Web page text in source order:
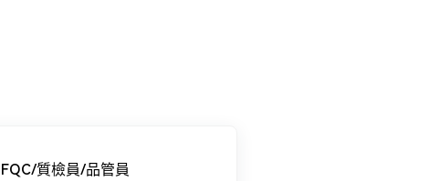
FQC/質檢員/品管員